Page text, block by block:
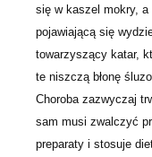
się w kaszel mokry,
pojawiającą się
towarzyszący katar,
te niszczą błonę
Choroba zazwyczaj
sam musi zwalczyć
preparaty i stosuje